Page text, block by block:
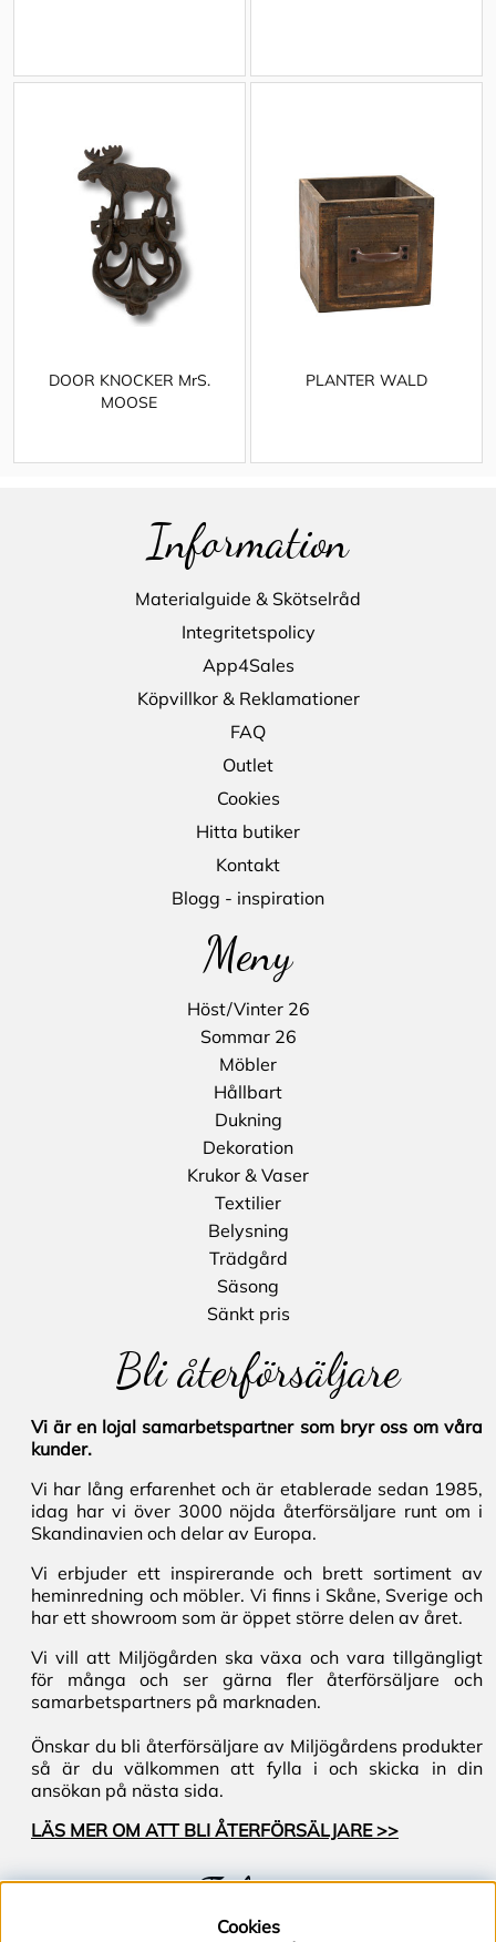
DOOR KNOCKER MrS.
MOOSE
PLANTER WALD
Information
Materialguide & Skötselråd
Integritetspolicy
App4Sales
Köpvillkor & Reklamationer
FAQ
Outlet
Cookies
Hitta butiker
Kontakt
Blogg - inspiration
Meny
Höst/Vinter 26
Sommar 26
Möbler
Hållbart
Dukning
Dekoration
Krukor & Vaser
Textilier
Belysning
Trädgård
Säsong
Sänkt pris
Bli återförsäljare
Vi är en lojal samarbetspartner som bryr oss om våra
kunder.
Vi har lång erfarenhet och är etablerade sedan 1985,
idag har vi över 3000 nöjda återförsäljare runt om i
Skandinavien och delar av Europa.
Vi erbjuder ett inspirerande och brett sortiment av
heminredning och möbler. Vi finns i Skåne, Sverige och
har ett showroom som är öppet större delen av året.
Vi vill att Miljögården ska växa och vara tillgängligt
för många och ser gärna fler återförsäljare och
samarbetspartners på marknaden.
Önskar du bli återförsäljare av Miljögårdens produkter
så är du välkommen att fylla i och skicka in din
ansökan på nästa sida.
LÄS MER OM ATT BLI ÅTERFÖRSÄLJARE >>
Följ oss
Cookies